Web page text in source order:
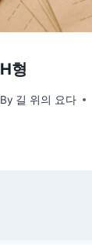
H형
By 길 위의 요다